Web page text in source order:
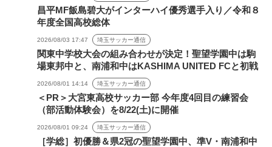
昌平MF飯島碧大がインターハイ優秀選手入り／令和８
年度全国高校総体
2026/08/03 17:47 埼玉サッカー通信
関東中学校大会の組み合わせが決定！聖望学園中は駒
場東邦中と、南浦和中はKASHIMA UNITED FCと初戦
2026/08/01 14:14 埼玉サッカー通信
＜PR＞大宮東高校サッカー部 今年度4回目の練習会
（部活動体験会）を8/22(土)に開催
2026/08/01 09:24 埼玉サッカー通信
［学総］初優勝＆県2冠の聖望学園中、準V・南浦和中